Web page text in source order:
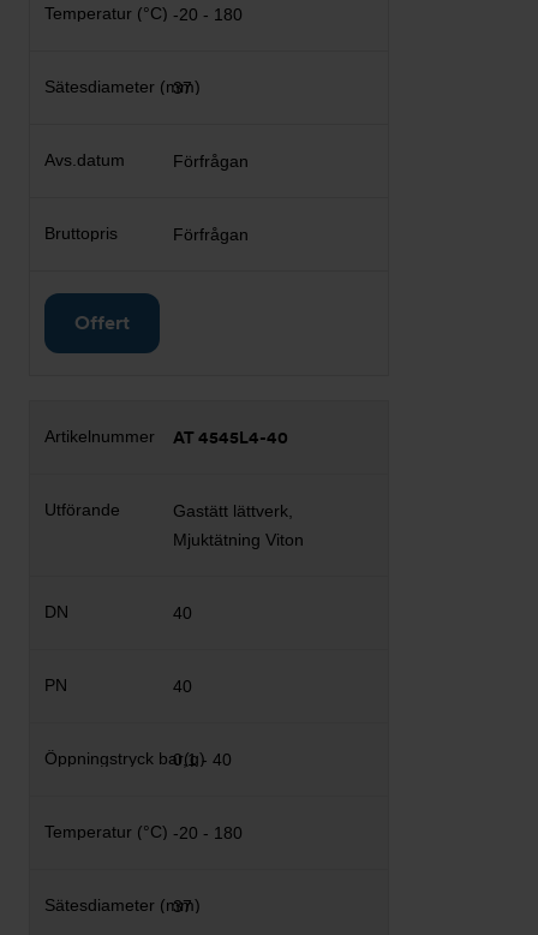
-20 - 180
37
Förfrågan
Förfrågan
Offert
AT 4545L4-40
Gastätt lättverk,
Mjuktätning Viton
40
40
0,1 - 40
-20 - 180
37